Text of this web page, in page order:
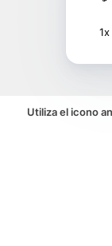
1x
Utiliza el icono